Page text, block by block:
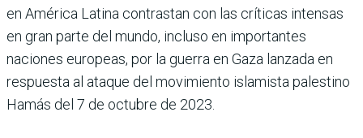
en América Latina contrastan con las críticas intensas
en gran parte del mundo, incluso en importantes
naciones europeas, por la guerra en Gaza lanzada en
respuesta al ataque del movimiento islamista palestino
Hamás del 7 de octubre de 2023.